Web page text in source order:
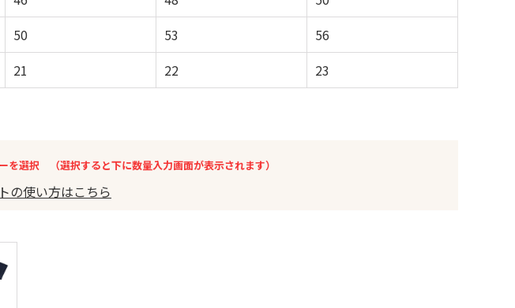
50 53
56
21 22 23
を選択 （選択すると下に数量入力画面が表示されます）
の使い方はこちら